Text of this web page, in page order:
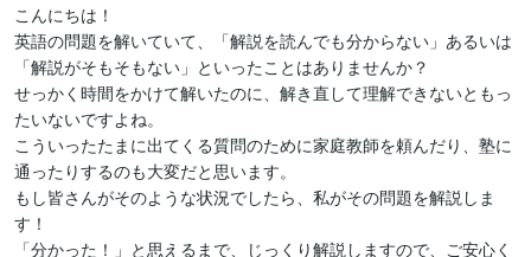
こんにちは！
英語の問題を解いていて、「解説を読んでも分からない」あるいは
「解説がそもそもない」といったことはありませんか？
せっかく時間をかけて解いたのに、解き直して理解できないともっ
たいないですよね。
こういったたまに出てくる質問のために家庭教師を頼んだり、塾に
通ったりするのも大変だと思います。
もし皆さんがそのような状況でしたら、私がその問題を解説しま
す！
「分かった！」と思えるまで、じっくり解説しますので、ご安心く